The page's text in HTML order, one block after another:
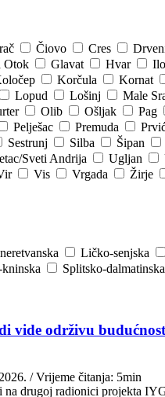
Čiovo Cres
Otok Glavat Hvar
Korčula Kornat
Lopud Lošinj Male
Olib Ošljak Pag
Pelješac Premuda
Sestrunj Silba Šipan
Sveti Andrija Ugljan
Vis Vrgada Žirje
Ličko-senjska
Splitsko-dalmatinska
vide održivu
/ Vrijeme čitanja: 5min
na drugoj radionici projekta